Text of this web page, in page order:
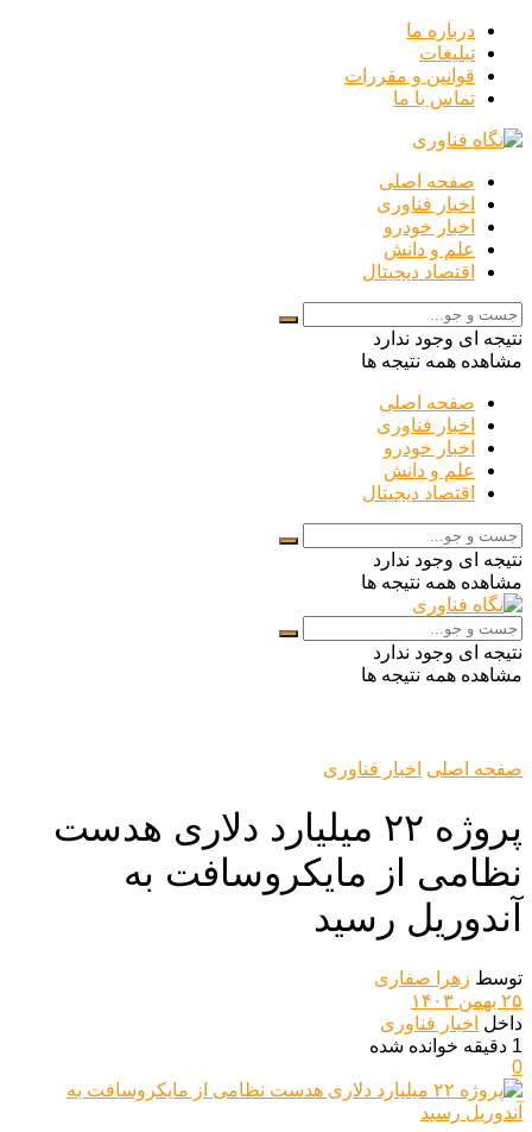
درباره ما
تبلیغات
قوانین و مقررات
تماس با ما
صفحه اصلی
اخبار فناوری
اخبار خودرو
علم و دانش
اقتصاد دیجیتال
نتیجه ای وجود ندارد
مشاهده همه نتیجه ها
صفحه اصلی
اخبار فناوری
اخبار خودرو
علم و دانش
اقتصاد دیجیتال
نتیجه ای وجود ندارد
مشاهده همه نتیجه ها
نتیجه ای وجود ندارد
مشاهده همه نتیجه ها
صفحه اصلی اخبار فناوری
پروژه ۲۲ میلیارد دلاری هدست
نظامی از مایکروسافت به
آندوریل رسید
توسط زهرا صفاری
۲۵ بهمن ۱۴۰۳
داخل اخبار فناوری
1 دقیقه خوانده شده
0